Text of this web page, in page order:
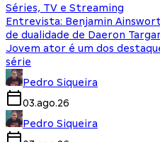
Séries, TV e Streaming
Entrevista: Benjamin
de dualidade de Daeron
Jovem ator é um dos
série
Pedro Siqueira
03.ago.26
Pedro Siqueira